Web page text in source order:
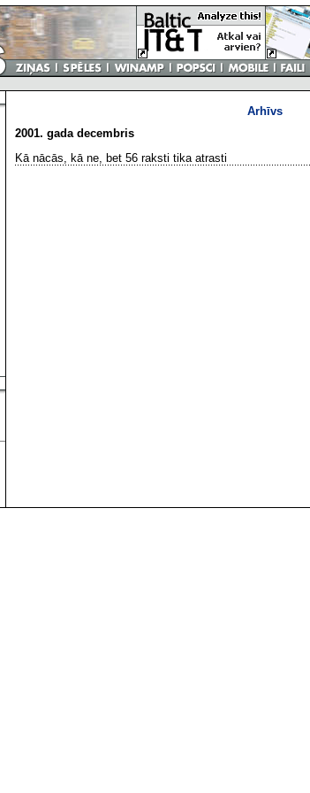
Arhīvs
2001. gada decembris
Kā nācās, kā ne, bet 56 raksti tika atrasti